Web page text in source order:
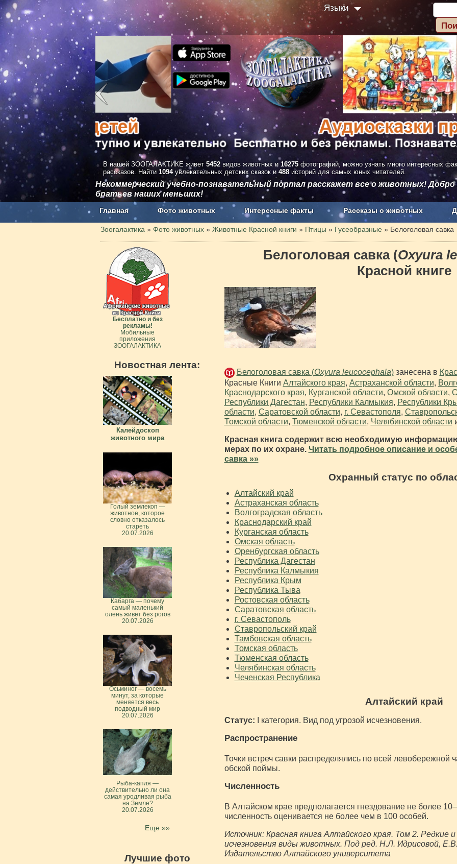
Языки
В нашей ЗООГАЛАКТИКЕ живет 5452 видов животных и 16275 фотографий, можно узнать много интересных
рассказов. Найти 1094увлекательных детских сказок и 488 историй для самых юных читателей.
Некоммерческий учебно-познавательный портал расскажет все о животных!
братьев наших меньших!
Главная Фото животных Интересные факты Рассказы о животных
Наши приложения. Бесплатно и без рекламы О проекте
Зоогалактика » Фото животных » Животные Красной книги » Птицы » Гусеобразные » Белоголовая савка
Белоголовая савка (Oxyura
Красной книге
Белоголовая савка (Oxyura leucocephala)занесена в
Красные Книги Алтайского края, Астраханской области,
Краснодарского края, Курганской области, Омской области,
Республики Дагестан, Республики Калмыкия, Республики
области, Саратовской области, г. Севастополя,
Томской области, Тюменской области, Челябинской области
Красная книга содержит всю необходимую
мерах по их охране. Читать подробное описание и
савка »»
Охранный статус по
Алтайский край
Астраханская область
Волгоградская область
Краснодарский край
Курганская область
Омская область
Оренбургская область
Республика Дагестан
Республика Калмыкия
Республика Крым
Республика Тыва
Ростовская область
Саратовская область
г. Севастополь
Ставропольский край
Тамбовская область
Томская область
Тюменская область
Челябинская область
Чеченская Республика
Алтайский край
Статус: I категория. Вид под угрозой исчезновения.
Распространение
Точки встреч савки распределялись по всей левобережной
обской поймы.
Численность
В Алтайском крае предполагается гнездование не более
численность оценивается не более чем в 100 особей.
Источник: Красная книга Алтайского края. Том 2. Редкие
исчезновения виды животных. Под ред. Н.Л. Идрисовой,
Издательство Алтайского университета
Бесплатно и без
рекламы!
Мобильные
приложения
ЗООГАЛАКТИКА
Новостная лента:
Калейдоскоп
животного мира
Голый землекоп —
животное, которое
словно отказалось
стареть
20.07.2026
Кабарга — почему
самый маленький
олень живёт без рогов
20.07.2026
Осьминог — восемь
минут, за которые
меняется весь
подводный мир
20.07.2026
Рыба-капля —
действительно ли она
самая уродливая рыба
на Земле?
20.07.2026
Еще »»
Лучшие фото